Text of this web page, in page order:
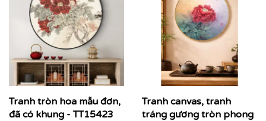
Quý khách vui lòng nhấn
để gặp nhân viên tư
vấn hoặc SĐT037 722 1985
để nhân viên tư vấn gửi
mẫu theo yêu cầu của quý khách.
Tư vấn thi công & chọn mẫu
Tranh tròn hoa mẫu đơn,
đã có khung - TT15423
Tranh canvas, tranh
tráng gương tròn phong